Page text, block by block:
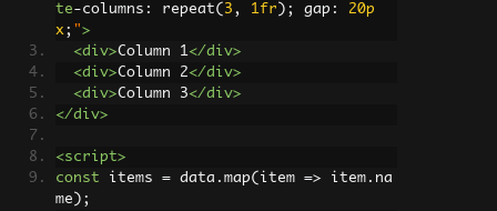
te-columns : repeat( 3 , 1fr ); gap :
20p
x; ">
<div>Column 1</div>
<div>Column 2</div>
<div>Column 3</div>
</div>
<script>
const items = data . map( item => item . na
me );